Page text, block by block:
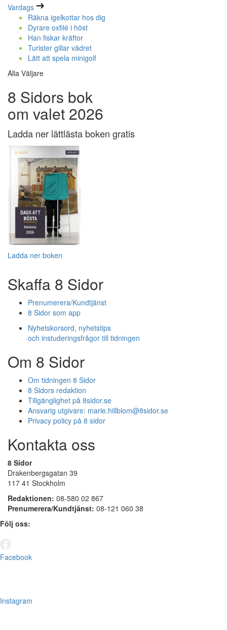
Vardags
Räkna igelkottar hos dig
Dyrare oxfilé i höst
Han fiskar kräftor
Turister gillar vädret
Lätt att spela minigolf
Alla Väljare
8 Sidors bok
om valet 2026
Ladda ner lättlästa boken gratis
Ladda ner boken
Skaffa 8 Sidor
Prenumerera/Kundtjänst
8 Sidor som app
Nyhetskorsord, nyhetstips
och instuderingsfrågor till tidningen
Om 8 Sidor
Om tidningen 8 Sidor
8 Sidors redaktion
Tillgänglighet på 8sidor.se
Ansvarig utgivare: marie.hillblom@8sidor.se
Privacy policy på 8 sidor
Kontakta oss
8 Sidor
Drakenbergsgatan 39
117 41 Stockholm
Redaktionen: 08-580 02 867
Prenumerera/Kundtjänst: 08-121 060 38
Följ oss:
Facebook
Instagram